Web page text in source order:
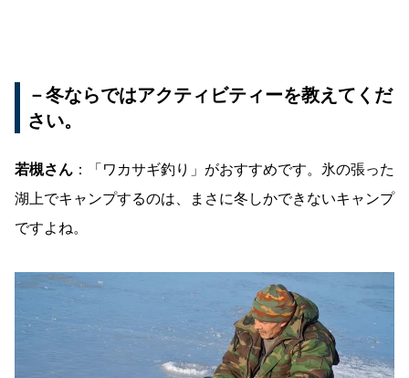
－冬ならではアクティビティーを教えてくだ
さい。
若槻さん ：「ワカサギ釣り」がおすすめです。氷の張った
湖上でキャンプするのは、まさに冬しかできないキャンプ
ですよね。